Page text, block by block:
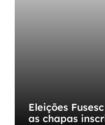
Eleições
as chapas